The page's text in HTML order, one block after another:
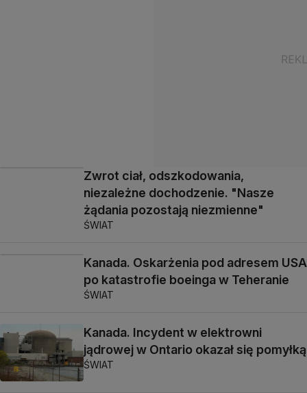
Zwrot ciał, odszkodowania,
niezależne dochodzenie. "Nasze
żądania pozostają niezmienne"
ŚWIAT
Kanada. Oskarżenia pod adresem USA
po katastrofie boeinga w Teheranie
ŚWIAT
Kanada. Incydent w elektrowni
jądrowej w Ontario okazał się pomyłką
ŚWIAT